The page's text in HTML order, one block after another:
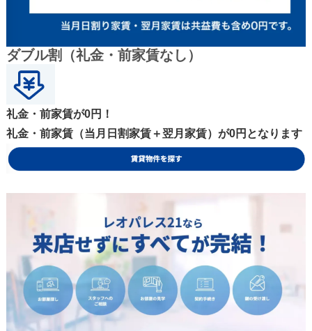
ダブル割（礼金・前家賃なし）
礼金・前家賃が0円！
礼金・前家賃（当月日割家賃＋翌月家賃）が0円となります